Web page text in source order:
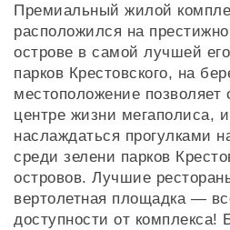
Премиальный жилой
расположился на
острове в самой лучшей
парков Крестовского, на
местоположение
центре жизни мегаполиса,
наслаждаться прогулками
среди зелени парков
островов. Лучшие
вертолетная площадка —
доступности от комплекса!